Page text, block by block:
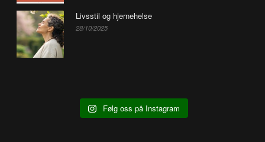
Livsstil og hjernehelse
28/10/2025
Følg oss på Instagram